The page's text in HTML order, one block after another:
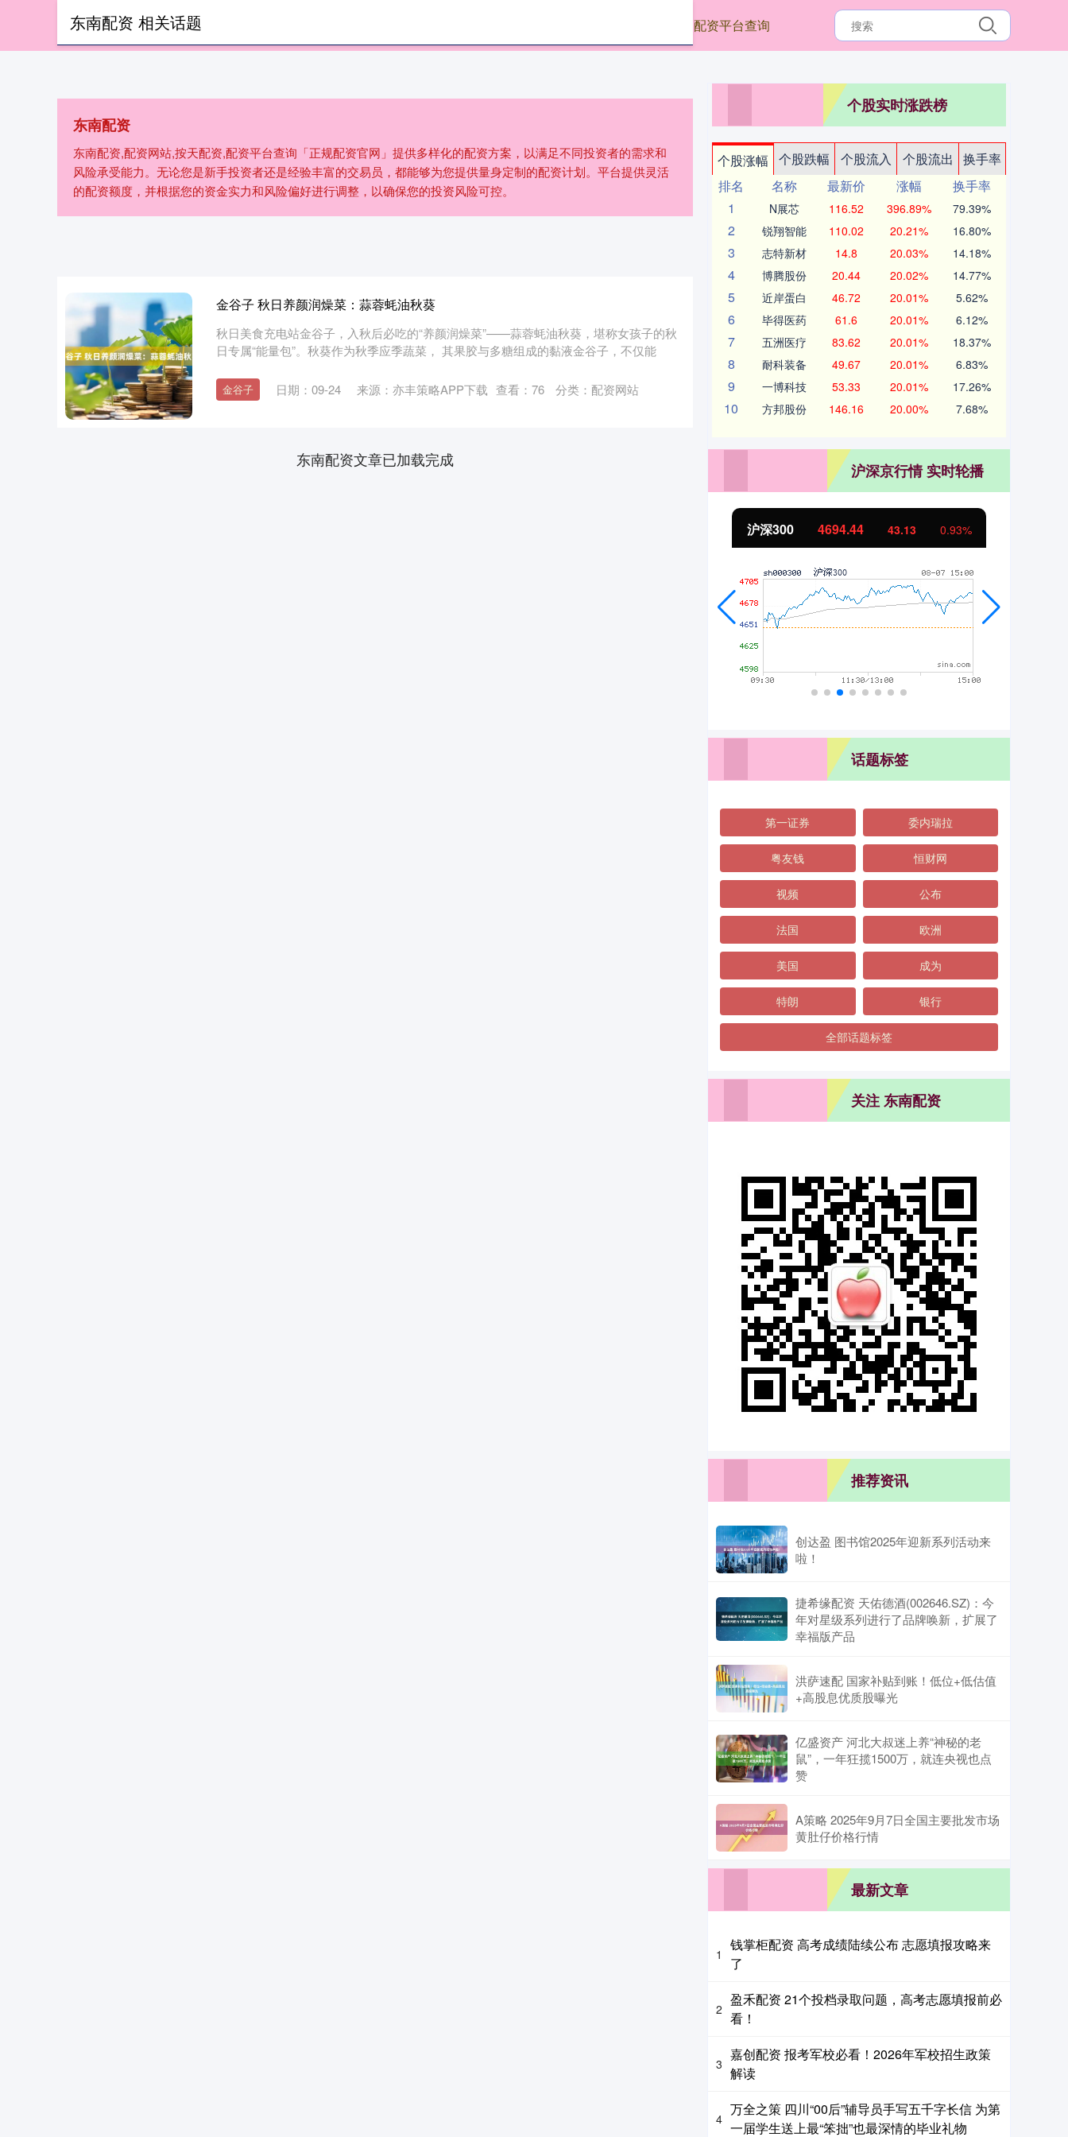
配资平台查询
东南配资
东南配资,配资网站,按天配资,配资平台查询「正规配资官网」提供多样化的配资方案，以满足不同投资者的需求和
风险承受能力。无论您是新手投资者还是经验丰富的交易员，都能够为您提供量身定制的配资计划。平台提供灵活
的配资额度，并根据您的资金实力和风险偏好进行调整，以确保您的投资风险可控。
东南配资 相关话题
金谷子 秋日养颜润燥菜：蒜蓉蚝油秋葵
秋日美食充电站金谷子，入秋后必吃的“养颜润燥菜”——蒜蓉蚝油秋葵，堪称女孩子的秋
日专属“能量包”。秋葵作为秋季应季蔬菜， 其果胶与多糖组成的黏液金谷子，不仅能
金谷子 日期：09-24 来源：亦丰策略APP下载 查看： 76 分类： 配资网站
东南配资文章已加载完成
个股实时涨跌榜
个股涨幅 个股跌幅 个股流入 个股流出
换手率
排名
名称 最新价 涨幅
换手率
1
N展芯 116.52 396.89% 79.39%
2 锐翔智能 110.02 20.21% 16.80%
3 志特新材 14.8 20.03% 14.18%
4 博腾股份 20.44 20.02% 14.77%
5 近岸蛋白 46.72 20.01% 5.62%
6 毕得医药 61.6 20.01% 6.12%
7 五洲医疗 83.62 20.01% 18.37%
8 耐科装备 49.67 20.01% 6.83%
9 一博科技 53.33 20.01% 17.26%
10 方邦股份 146.16 20.00% 7.68%
沪深京行情 实时轮播
沪深300 4694.44 43.13 0.93%
话题标签
第一证券 委内瑞拉
粤友钱 恒财网
视频 公布
法国 欧洲
美国 成为
特朗 银行
全部话题标签
关注 东南配资
推荐资讯
创达盈 图书馆2025年迎新系列活动来
啦！
捷希缘配资 天佑德酒(002646.SZ)：今
年对星级系列进行了品牌唤新，扩展了
幸福版产品
洪萨速配 国家补贴到账！低位+低估值
+高股息优质股曝光
亿盛资产 河北大叔迷上养“神秘的老
鼠”，一年狂揽1500万，就连央视也点
赞
A策略 2025年9月7日全国主要批发市场
黄肚仔价格行情
最新文章
1
钱掌柜配资 高考成绩陆续公布 志愿填报攻略来
了
2
盈禾配资 21个投档录取问题，高考志愿填报前必
看！
3
嘉创配资 报考军校必看！2026年军校招生政策
解读
4
万全之策 四川“00后”辅导员手写五千字长信 为第
一届学生送上最“笨拙”也最深情的毕业礼物